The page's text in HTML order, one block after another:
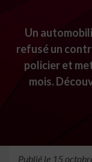
Un
refusé un
policier et
mois.
Publié le 15